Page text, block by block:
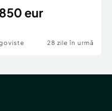
eur
28 zile în urmă